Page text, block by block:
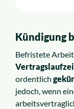
Kündigung
Befristete
ordentlich
jedoch, wenn